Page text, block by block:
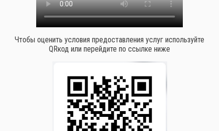
Чтобы оценить условия предоставления услуг используйте
QRкод или перейдите по ссылке ниже